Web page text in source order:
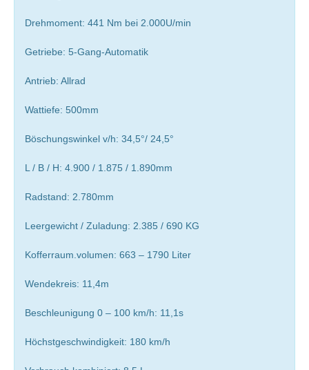
Drehmoment: 441 Nm bei 2.000U/min
Getriebe: 5-Gang-Automatik
Antrieb: Allrad
Wattiefe: 500mm
Böschungswinkel v/h: 34,5°/ 24,5°
L / B / H: 4.900 / 1.875 / 1.890mm
Radstand: 2.780mm
Leergewicht / Zuladung: 2.385 / 690 KG
Kofferraum.volumen: 663 – 1790 Liter
Wendekreis: 11,4m
Beschleunigung 0 – 100 km/h: 11,1s
Höchstgeschwindigkeit: 180 km/h